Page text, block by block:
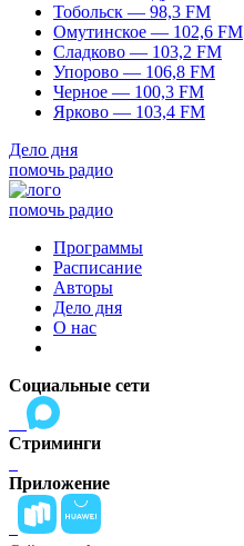
Тобольск — 98,3 FM
Омутинское — 102,6 FM
Сладково — 103,2 FM
Упорово — 106,8 FM
Черное — 100,3 FM
Ярково — 103,4 FM
Дело дня
помочь радио
помочь радио
Программы
Расписание
Авторы
Дело дня
О нас
Социальные сети
Стриминги
Приложение